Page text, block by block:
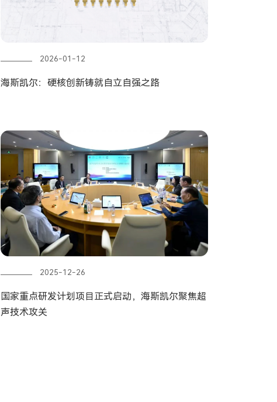
2026-01-12
海斯凯尔：硬核创新铸就自立自强之路
2025-12-26
国家重点研发计划项目正式启动，海斯凯尔聚焦超
声技术攻关